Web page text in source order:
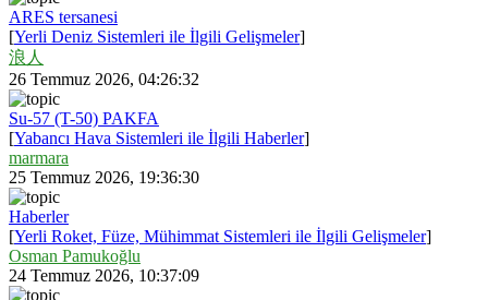
ARES tersanesi
[Yerli Deniz Sistemleri ile İlgili Gelişmeler]
浪人
26 Temmuz 2026, 04:26:32
Su-57 (T-50) PAKFA
[Yabancı Hava Sistemleri ile İlgili Haberler]
marmara
25 Temmuz 2026, 19:36:30
Haberler
[Yerli Roket, Füze, Mühimmat Sistemleri ile İlgili Gelişmeler]
Osman Pamukoğlu
24 Temmuz 2026, 10:37:09